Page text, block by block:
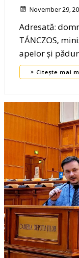
November 29,
Adresată:
TÁNCZOS,
apelor și
Citește mai